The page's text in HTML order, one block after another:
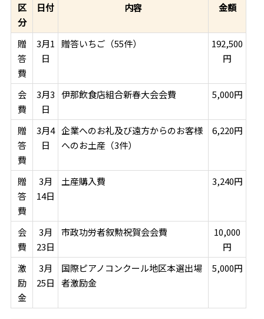
区
分
日付 内容 金額
贈
答
費
3月1
日
贈答いちご（55件）
192,500
円
会
費
3月3
日
伊那飲食店組合新春大会会費 5,000円
贈
答
費
3月4
日
企業へのお礼及び遠方からのお客様
へのお土産（3件）
6,220円
贈
答
費
3月
14日
土産購入費 3,240円
会
費
3月
23日
市政功労者叙勲祝賀会会費
10,000
円
激
励
金
3月
25日
国際ピアノコンクール地区本選出場
者激励金
5,000円